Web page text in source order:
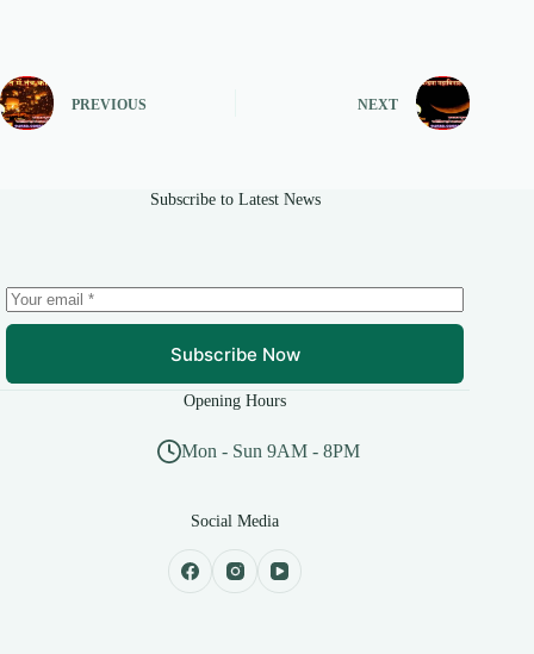
PREVIOUS NEXT
Subscribe to Latest News
Subscribe Now
Opening Hours
Mon - Sun 9AM - 8PM
Social Media